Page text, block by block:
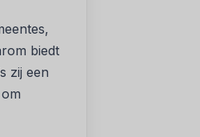
biedt
zij een